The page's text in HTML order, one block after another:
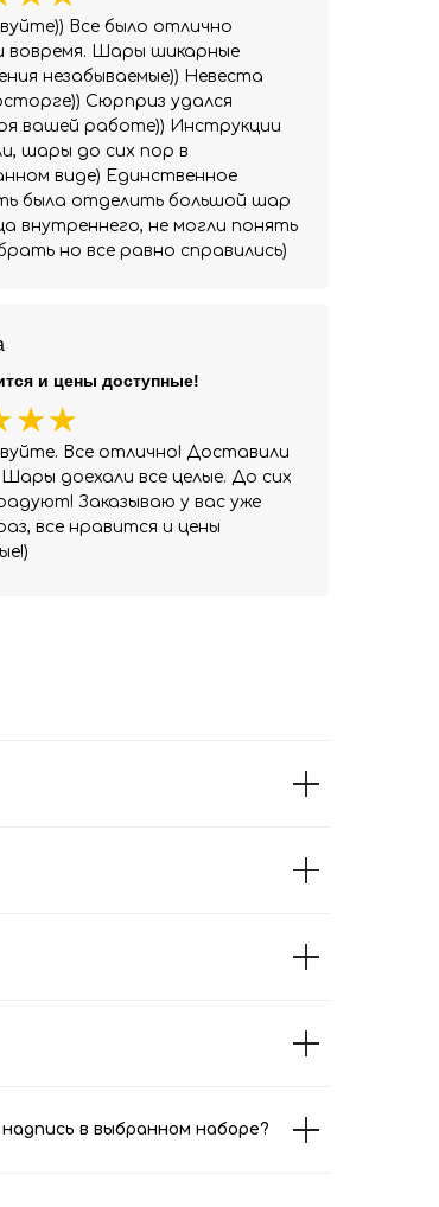
Все отлично! Доставили
доехали все целые. До сих
Заказываю у вас уже
все нравится и цены
и цены доступные!
Все было отлично
вовремя. Шары шикарные
незабываемые)) Невеста
Сюрприз удался
вашей работе)) Инструкции
шары до сих пор в
виде) Единственное
была отделить большой шар
внутреннего, не могли понять
но все равно справились)
в выбранном наборе?